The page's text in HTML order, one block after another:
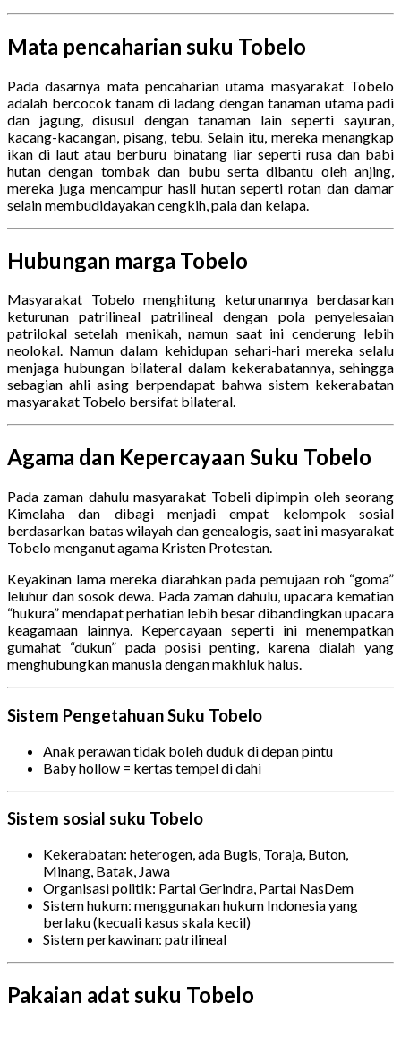
Mata pencaharian suku Tobelo
Pada dasarnya mata pencaharian utama masyarakat Tobelo
adalah bercocok tanam di ladang dengan tanaman utama padi
dan jagung, disusul dengan tanaman lain seperti sayuran,
kacang-kacangan, pisang, tebu. Selain itu, mereka menangkap
ikan di laut atau berburu binatang liar seperti rusa dan babi
hutan dengan tombak dan bubu serta dibantu oleh anjing,
mereka juga mencampur hasil hutan seperti rotan dan damar
selain membudidayakan cengkih, pala dan kelapa.
Hubungan marga Tobelo
Masyarakat Tobelo menghitung keturunannya berdasarkan
keturunan patrilineal patrilineal dengan pola penyelesaian
patrilokal setelah menikah, namun saat ini cenderung lebih
neolokal. Namun dalam kehidupan sehari-hari mereka selalu
menjaga hubungan bilateral dalam kekerabatannya, sehingga
sebagian ahli asing berpendapat bahwa sistem kekerabatan
masyarakat Tobelo bersifat bilateral.
Agama dan Kepercayaan Suku Tobelo
Pada zaman dahulu masyarakat Tobeli dipimpin oleh seorang
Kimelaha dan dibagi menjadi empat kelompok sosial
berdasarkan batas wilayah dan genealogis, saat ini masyarakat
Tobelo menganut agama Kristen Protestan.
Keyakinan lama mereka diarahkan pada pemujaan roh “goma”
leluhur dan sosok dewa. Pada zaman dahulu, upacara kematian
“hukura” mendapat perhatian lebih besar dibandingkan upacara
keagamaan lainnya. Kepercayaan seperti ini menempatkan
gumahat “dukun” pada posisi penting, karena dialah yang
menghubungkan manusia dengan makhluk halus.
Sistem Pengetahuan Suku Tobelo
Anak perawan tidak boleh duduk di depan pintu
Baby hollow = kertas tempel di dahi
Sistem sosial suku Tobelo
Kekerabatan: heterogen, ada Bugis, Toraja, Buton,
Minang, Batak, Jawa
Organisasi politik: Partai Gerindra, Partai NasDem
Sistem hukum: menggunakan hukum Indonesia yang
berlaku (kecuali kasus skala kecil)
Sistem perkawinan: patrilineal
Pakaian adat suku Tobelo